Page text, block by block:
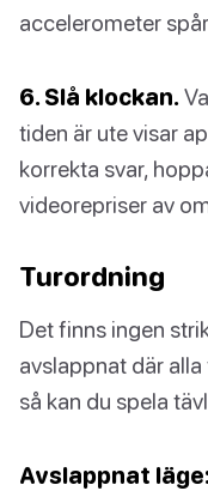
accelerometer
6. Slå klockan.
tiden är ute visar
korrekta svar,
videorepriser av
Turordning
Det finns ingen
avslappnat där
så kan du spela
Avslappnat läge: